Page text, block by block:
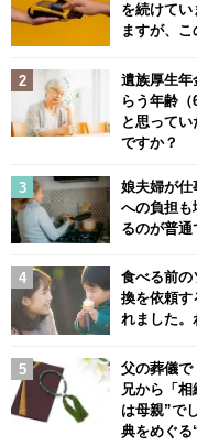
を続けてい
ますが、こ
遺族厚生年
らう年齢
と思って
ですか？
娘夫婦が仕
への負担も
るのが普通
食べる前の
換を依頼す
れました。
父の葬儀で
兄から「
は母親”で
典をめぐる